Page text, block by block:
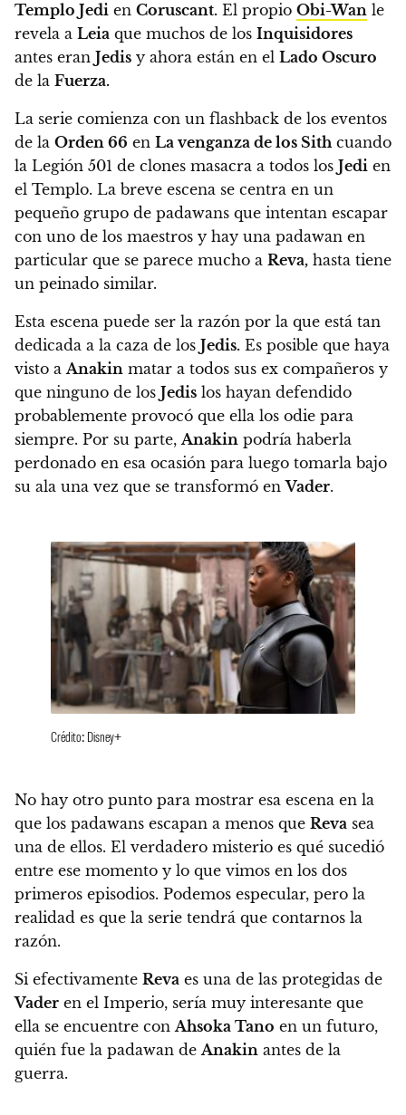
Templo Jedi en Coruscant. El propio Obi-Wan le
revela a Leia que muchos de los Inquisidores
antes eran Jedis y ahora están en el Lado Oscuro
de la Fuerza.
La serie comienza con un flashback de los eventos
de la Orden 66 en La venganza de los Sithcuando
la Legión 501 de clones masacra a todos los Jedi en
el Templo. La breve escena se centra en un
pequeño grupo de padawans que intentan escapar
con uno de los maestros y hay una padawan en
particular que se parece mucho a Reva, hasta tiene
un peinado similar.
Esta escena puede ser la razón por la que está tan
dedicada a la caza de los Jedis. Es posible que haya
visto aAnakin matar a todos sus ex compañeros y
que ninguno de los Jedis los hayan defendido
probablemente provocó que ella los odie para
siempre. Por su parte,Anakin podría haberla
perdonado en esa ocasión para luego tomarla bajo
su ala una vez que se transformó enVader.
Crédito: Disney+
No hay otro punto para mostrar esa escena en la
que los padawans escapan a menos que Reva sea
una de ellos. El verdadero misterio es qué sucedió
entre ese momento y lo que vimos en los dos
primeros episodios. Podemos especular, pero la
realidad es que la serie tendrá que contarnos la
razón.
Si efectivamente Reva es una de las protegidas de
Vader en el Imperio, sería muy interesante que
ella se encuentre con Ahsoka Tano en un futuro,
quién fue la padawan de Anakin antes de la
guerra.